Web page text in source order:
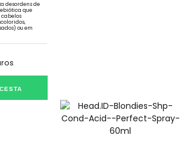
desordens de
que
ou em
e piscina.